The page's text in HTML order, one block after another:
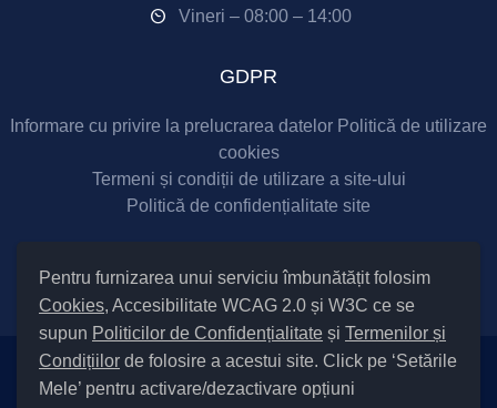
Pentru furnizarea unui serviciu îmbunătățit folosim
Cookies, Accesibilitate WCAG 2.0 și W3C ce se
supun Politicilor de Confidențialitate și Termenilor și
Condițiilor de folosire a acestui site. Click pe ‘Setările
Mele’ pentru activare/dezactivare opțiuni
Vineri – 08:00 – 14:00
GDPR
Informare cu privire la prelucrarea datelor Politică de utilizare
cookies
Termeni și condiții de utilizare a site-ului
Politică de confidențialitate site
Social Media
Setări Cookies și Accesibilitate